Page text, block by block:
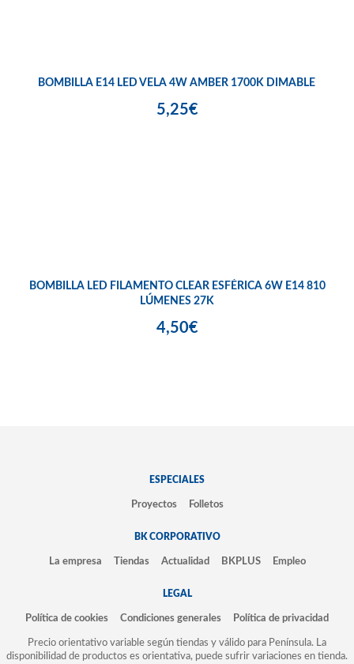
BOMBILLA E14 LED VELA 4W AMBER 1700K DIMABLE
5,25€
BOMBILLA LED FILAMENTO CLEAR ESFÉRICA 6W E14 810
LÚMENES 27K
4,50€
ESPECIALES
Proyectos Folletos
BK CORPORATIVO
La empresa Tiendas Actualidad BKPLUS Empleo
LEGAL
Política de cookies Condiciones generales Política de privacidad
Precio orientativo variable según tiendas y válido para Península. La
disponibilidad de productos es orientativa, puede sufrir variaciones en tienda.